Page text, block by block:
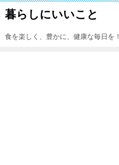
暮らしにいいこと
食を楽しく、豊かに、健康な毎日を！